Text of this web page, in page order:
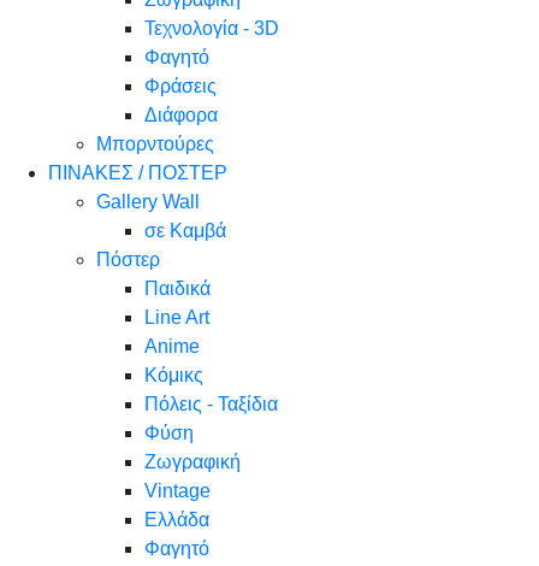
Τεχνολογία - 3D
Φαγητό
Φράσεις
Διάφορα
Μπορντούρες
ΠΙΝΑΚΕΣ / ΠΟΣΤΕΡ
Gallery Wall
σε Καμβά
Πόστερ
Παιδικά
Line Art
Anime
Κόμικς
Πόλεις - Ταξίδια
Φύση
Ζωγραφική
Vintage
Ελλάδα
Φαγητό